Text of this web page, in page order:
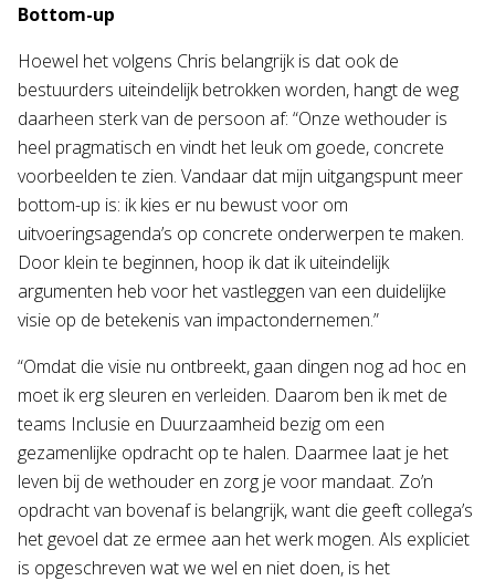
Bottom-up
Hoewel het volgens Chris belangrijk is dat ook de
bestuurders uiteindelijk betrokken worden, hangt de weg
daarheen sterk van de persoon af: “Onze wethouder is
heel pragmatisch en vindt het leuk om goede, concrete
voorbeelden te zien. Vandaar dat mijn uitgangspunt meer
bottom-up is: ik kies er nu bewust voor om
uitvoeringsagenda’s op concrete onderwerpen te maken.
Door klein te beginnen, hoop ik dat ik uiteindelijk
argumenten heb voor het vastleggen van een duidelijke
visie op de betekenis van impactondernemen.”
“Omdat die visie nu ontbreekt, gaan dingen nog ad hoc en
moet ik erg sleuren en verleiden. Daarom ben ik met de
teams Inclusie en Duurzaamheid bezig om een
gezamenlijke opdracht op te halen. Daarmee laat je het
leven bij de wethouder en zorg je voor mandaat. Zo’n
opdracht van bovenaf is belangrijk, want die geeft collega’s
het gevoel dat ze ermee aan het werk mogen. Als expliciet
is opgeschreven wat we wel en niet doen, is het